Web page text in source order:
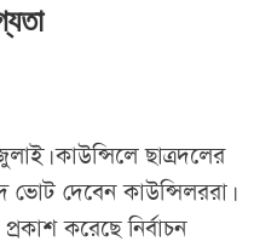
কাউন্সিলে ছাত্রদলের
দেবেন কাউন্সিলররা।
করেছে নির্বাচন